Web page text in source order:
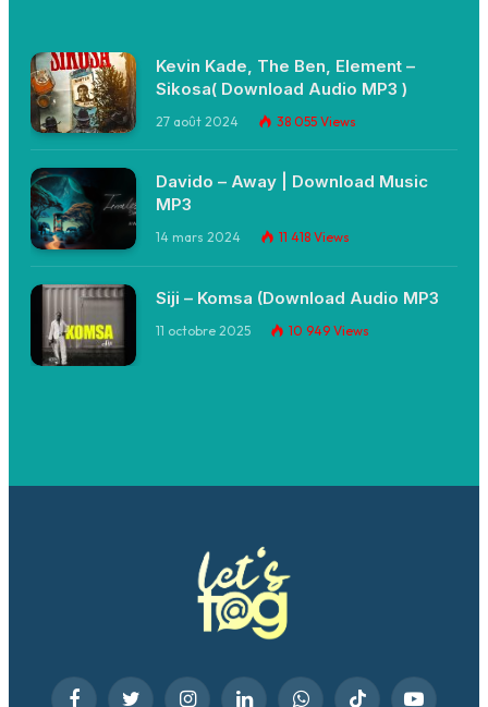
Kevin Kade, The Ben, Element –
Sikosa( Download Audio MP3 )
27 août 2024 38 055 Views
Davido – Away | Download Music
MP3
14 mars 2024 11 418 Views
Siji – Komsa (Download Audio MP3
11 octobre 2025 10 949 Views